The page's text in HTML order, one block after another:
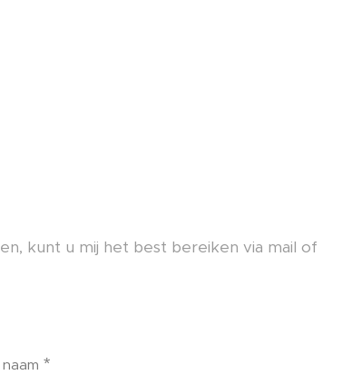
kunt u mij het best bereiken via mail of